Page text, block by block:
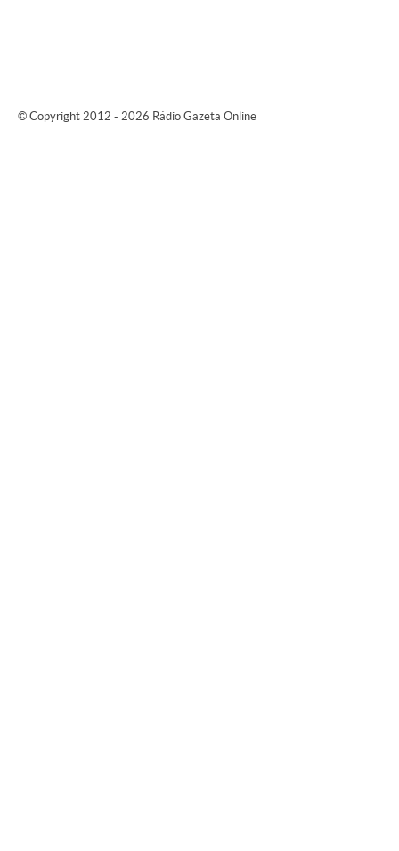
© Copyright 2012 - 2026 Rádio Gazeta Online